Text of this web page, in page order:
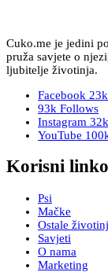
Cuko.me je jedini
pruža savjete o
ljubitelje životinja.
Facebook 23k
93k Follows
Instagram 32k
YouTube
Korisni
Psi
Mačke
Ostale
Savjeti
O nama
Marketing